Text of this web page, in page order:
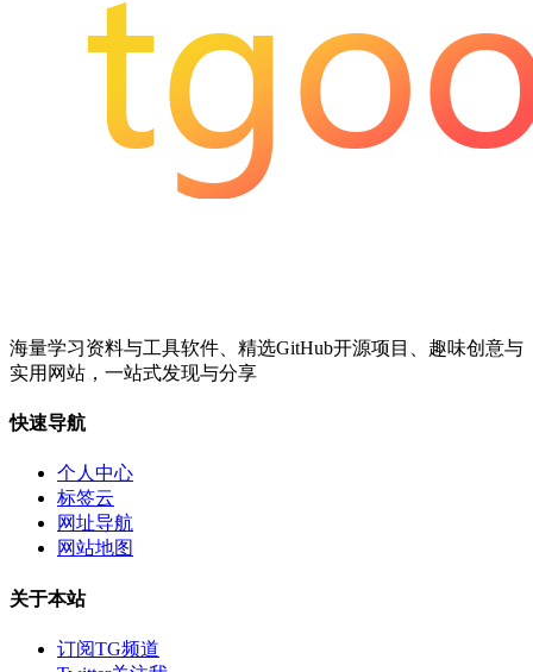
海量学习资料与工具软件、精选GitHub开源项目、趣味创意与
实用网站，一站式发现与分享
快速导航
个人中心
标签云
网址导航
网站地图
关于本站
订阅TG频道